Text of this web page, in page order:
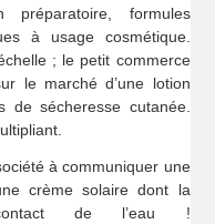
formules
à usage cosmétique.
; le petit commerce
le marché d’une lotion
de sécheresse cutanée.
à communiquer une
crème solaire dont la
de l’eau !